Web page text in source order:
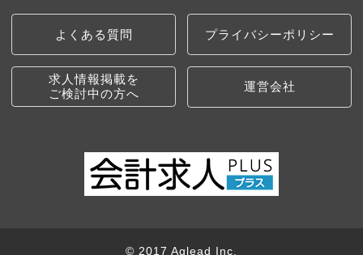
よくある質問 プライバシーポリシー
求人情報掲載を
ご検討中の方へ
運営会社
© 2017 Aglead Inc.